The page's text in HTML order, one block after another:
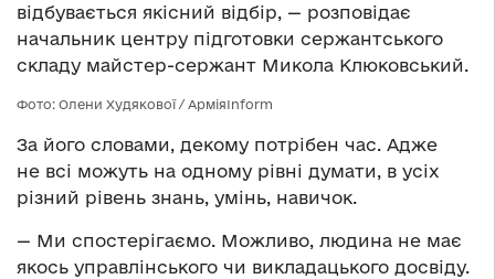
відбувається якісний відбір, — розповідає
начальник центру підготовки сержантського
складу майстер-сержант Микола Клюковський.
Фото: Олени Худякової / АрміяInform
За його словами, декому потрібен час. Адже
не всі можуть на одному рівні думати, в усіх
різний рівень знань, умінь, навичок.
— Ми спостерігаємо. Можливо, людина не має
якось управлінського чи викладацького досвіду.